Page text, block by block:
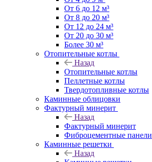
От 6 до 12 м³
От 8 до 20 м³
От 12 до 24 м³
От 20 до 30 м³
Более 30 м³
Отопительные котлы
Назад
Отопительные котлы
Пеллетные котлы
Твердотопливные котлы
Каминные облицовки
Фактурный минерит
Назад
Фактурный минерит
Фиброцементные панели
Каминные решетки
Назад